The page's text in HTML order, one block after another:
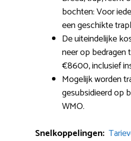
bochten: Voor
een geschikte
De uiteindelijke
neer op
€8600, inclusief
Mogelijk worden
gesubsidieerd op
WMO.
Snelkoppelingen: